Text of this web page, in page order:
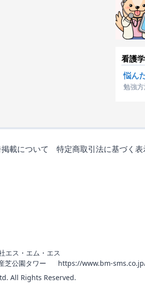
看護
悩ん
勉強
載について 特定商取引法に基づく表
エス・エム・エス
芝公園タワー
https://www.bm-
All Rights Reserved.